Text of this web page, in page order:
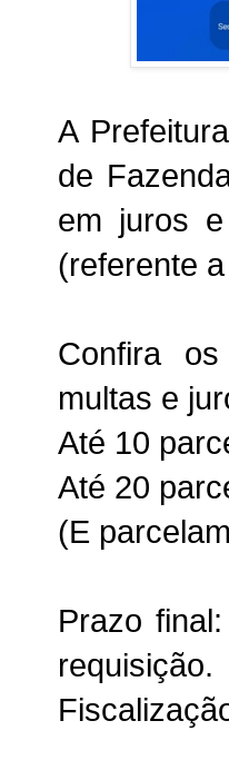
A
de
em juros
(referente
Confira
multas e
Até 10
Até 20
(E
Prazo